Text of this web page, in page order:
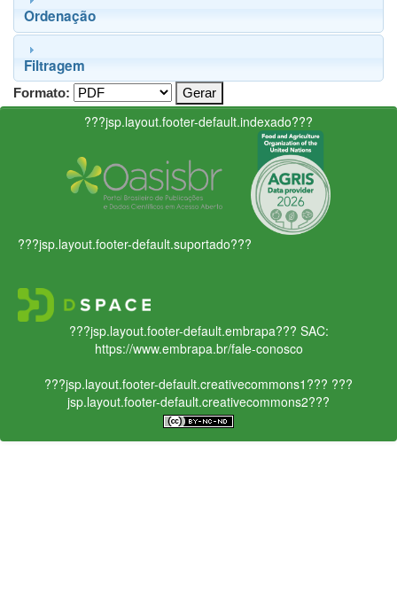
Ordenação
Filtragem
Formato:
???jsp.layout.footer-default.indexado???
???jsp.layout.footer-default.suportado???
???jsp.layout.footer-default.embrapa??? SAC:
https://www.embrapa.br/fale-conosco
???jsp.layout.footer-default.creativecommons1??? ???
jsp.layout.footer-default.creativecommons2???